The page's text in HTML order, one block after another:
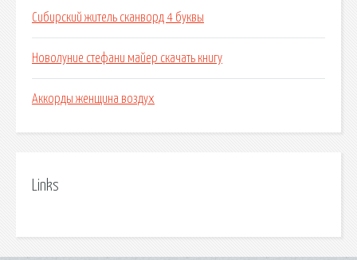
Сибирский житель сканворд 4 буквы
Новолуние стефани майер скачать книгу
Аккорды женщина воздух
Links